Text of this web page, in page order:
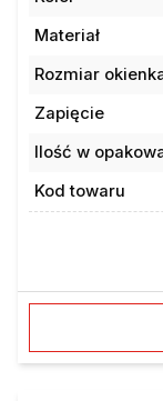
Materiał
Rozmiar
Zapięcie
Ilość w
Kod towaru